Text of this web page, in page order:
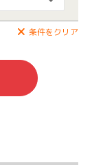
条件をクリア